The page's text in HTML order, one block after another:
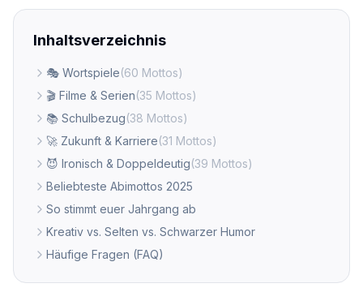
Inhaltsverzeichnis
🎭 Wortspiele(60 Mottos)
🎬 Filme & Serien(35 Mottos)
📚 Schulbezug(38 Mottos)
🚀 Zukunft & Karriere(31 Mottos)
😈 Ironisch & Doppeldeutig(39 Mottos)
Beliebteste Abimottos 2025
So stimmt euer Jahrgang ab
Kreativ vs. Selten vs. Schwarzer Humor
Häufige Fragen (FAQ)